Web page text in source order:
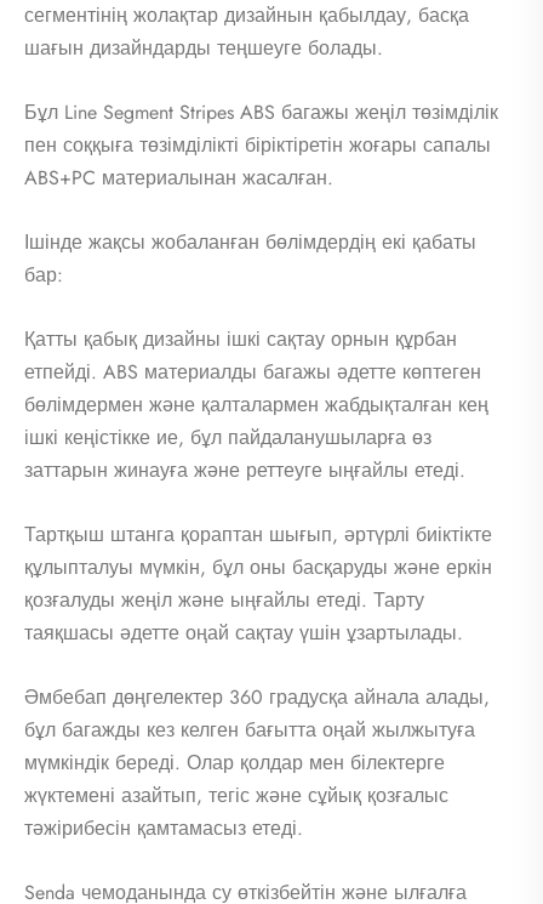
сегментінің жолақтар дизайнын қабылдау, басқа
шағын дизайндарды теңшеуге болады.
Бұл Line Segment Stripes ABS багажы жеңіл төзімділік
пен соққыға төзімділікті біріктіретін жоғары сапалы
ABS+PC материалынан жасалған.
Ішінде жақсы жобаланған бөлімдердің екі қабаты
бар:
Қатты қабық дизайны ішкі сақтау орнын құрбан
етпейді. ABS материалды багажы әдетте көптеген
бөлімдермен және қалталармен жабдықталған кең
ішкі кеңістікке ие, бұл пайдаланушыларға өз
заттарын жинауға және реттеуге ыңғайлы етеді.
Тартқыш штанга қораптан шығып, әртүрлі биіктікте
құлыпталуы мүмкін, бұл оны басқаруды және еркін
қозғалуды жеңіл және ыңғайлы етеді. Тарту
таяқшасы әдетте оңай сақтау үшін ұзартылады.
Әмбебап дөңгелектер 360 градусқа айнала алады,
бұл багажды кез келген бағытта оңай жылжытуға
мүмкіндік береді. Олар қолдар мен білектерге
жүктемені азайтып, тегіс және сұйық қозғалыс
тәжірибесін қамтамасыз етеді.
Senda чемоданында су өткізбейтін және ылғалға